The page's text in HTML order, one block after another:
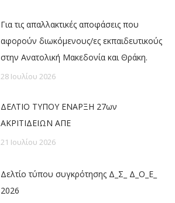
Για τις απαλλακτικές αποφάσεις που
αφορούν διωκόμενους/ες εκπαιδευτικούς
στην Ανατολική Μακεδονία και Θράκη.
28 Ιουλίου 2026
ΔΕΛΤΙΟ ΤΥΠΟΥ ΕΝΑΡΞΗ 27ων
ΑΚΡΙΤΙΔΕΙΩΝ ΑΠΕ
21 Ιουλίου 2026
Δελτίο τύπου συγκρότησης Δ_Σ_ Δ_Ο_Ε_
2026